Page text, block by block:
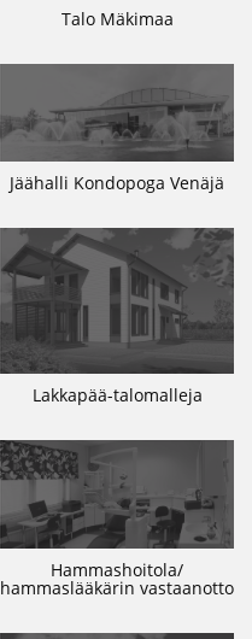
Talo Mäkimaa
Jäähalli Kondopoga Venäjä
Lakkapää-talomalleja
Hammashoitola/
hammaslääkärin vastaanotto